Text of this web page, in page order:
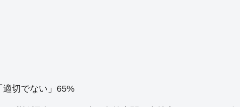
切でない」65%